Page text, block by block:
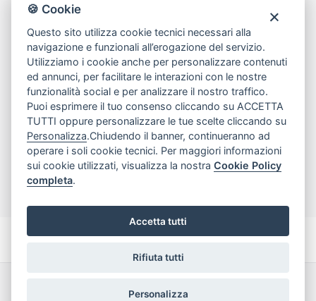
tel081.7515380
emailinfo@edicomm.it
Assistenza Clienti
Chi siamo
My Account
Dichiarazione di accessibilità Termini e Condizioni
🍪 Cookie
Questo sito utilizza cookie tecnici necessari alla
navigazione e funzionali all’erogazione del servizio.
Utilizziamo i cookie anche per personalizzare contenuti
ed annunci, per facilitare le interazioni con le nostre
funzionalità social e per analizzare il nostro traffico.
Puoi esprimere il tuo consenso cliccando su ACCETTA
TUTTI oppure personalizzare le tue scelte cliccando su
Personalizza.Chiudendo il banner, continueranno ad
operare i soli cookie tecnici. Per maggiori informazioni
sui cookie utilizzati, visualizza la nostraCookie Policy
completa.
Accetta tutti
Rifiuta tutti
Personalizza